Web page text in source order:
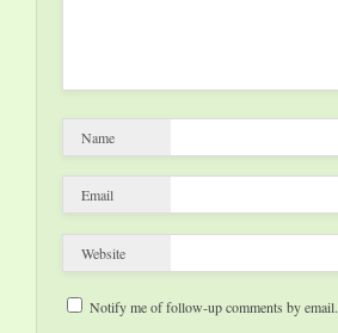
Name
Email
Website
Notify me of follow-up comments by email.